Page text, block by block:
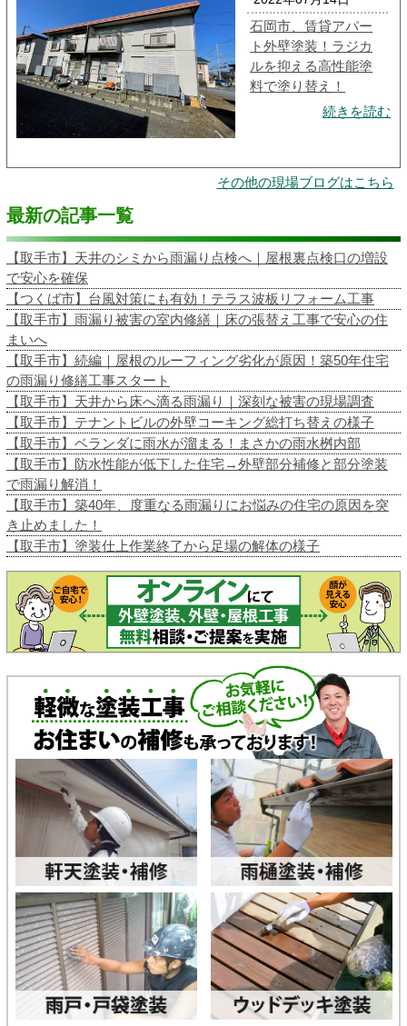
石岡市、賃貸アパー
ト外壁塗装！ラジカ
ルを抑える高性能塗
料で塗り替え！
続きを読む
その他の現場ブログはこちら
最新の記事一覧
【取手市】天井のシミから雨漏り点検へ｜屋根裏点検口の増設
で安心を確保
【つくば市】台風対策にも有効！テラス波板リフォーム工事
【取手市】雨漏り被害の室内修繕｜床の張替え工事で安心の住
まいへ
【取手市】続編｜屋根のルーフィング劣化が原因！築50年住宅
の雨漏り修繕工事スタート
【取手市】天井から床へ滴る雨漏り｜深刻な被害の現場調査
【取手市】テナントビルの外壁コーキング総打ち替えの様子
【取手市】ベランダに雨水が溜まる！まさかの雨水桝内部
【取手市】防水性能が低下した住宅→外壁部分補修と部分塗装
で雨漏り解消！
【取手市】築40年、度重なる雨漏りにお悩みの住宅の原因を突
き止めました！
【取手市】塗装仕上作業終了から足場の解体の様子